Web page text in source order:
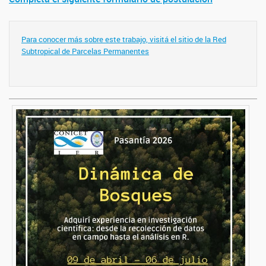
Para conocer más sobre este trabajo, visitá el sitio de la Red
Subtropical de Parcelas Permanentes